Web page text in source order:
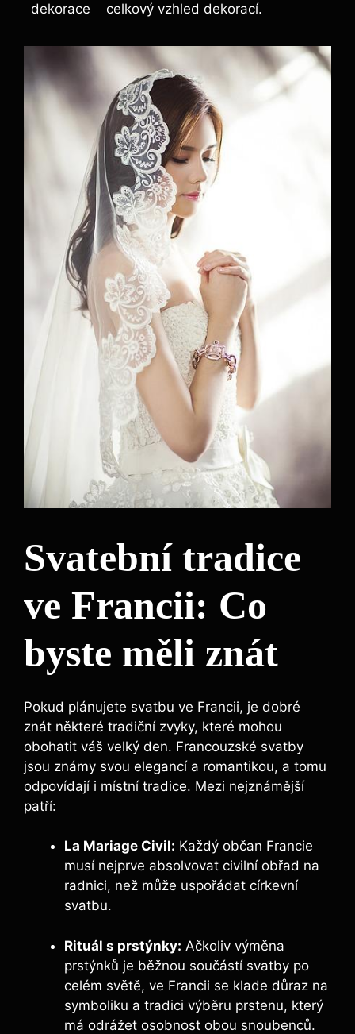
dekorace celkový vzhled dekorací.
Svatební tradice
ve Francii: Co
byste měli znát
Pokud plánujete svatbu ve Francii, je dobré
znát některé tradiční zvyky, které mohou
obohatit váš velký den. Francouzské svatby
jsou známy svou elegancí a romantikou, a tomu
odpovídají i místní tradice. Mezi nejznámější
patří:
La Mariage Civil: Každý občan Francie
musí nejprve absolvovat civilní obřad na
radnici, než může uspořádat církevní
svatbu.
Rituál s prstýnky: Ačkoliv výměna
prstýnků je běžnou součástí svatby po
celém světě, ve Francii se klade důraz na
symboliku a tradici výběru prstenu, který
má odrážet osobnost obou snoubenců.